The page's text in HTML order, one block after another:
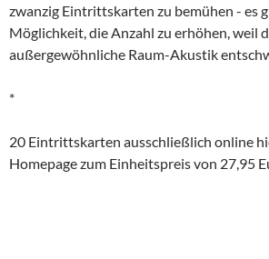
zwanzig Eintrittskarten zu bemühen - es
Möglichkeit, die Anzahl zu erhöhen, weil
außergewöhnliche Raum-Akustik
*
20 Eintrittskarten ausschließlich online
Homepage zum Einheitspreis von 27,95